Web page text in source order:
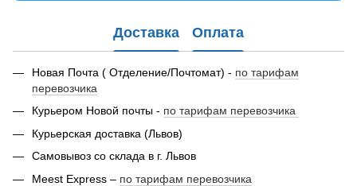
Доставка Оплата
Новая Почта ( Отделение/Почтомат) - по тарифам
перевозчика
Курьером Новой почты - по тарифам перевозчика
Курьерская доставка (Львов)
Самовывоз со склада в г. Львов
Meest Express – по тарифам перевозчика